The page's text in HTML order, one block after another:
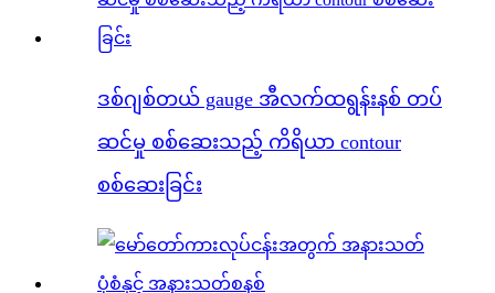
ဒစ်ဂျစ်တယ် gauge အီလက်ထရွန်းနစ် တပ်
ဆင်မှု စစ်ဆေးသည့် ကိရိယာ contour
စစ်ဆေးခြင်း